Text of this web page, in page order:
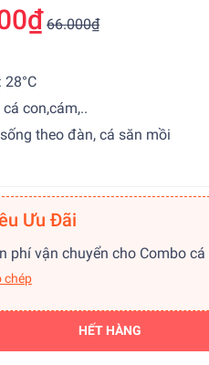
66.000₫
: 28°C
cá con,cám,..
sống theo đàn, cá săn mồi
Ưu Đãi
phí vận chuyển cho Combo cá
chép
HẾT HÀNG